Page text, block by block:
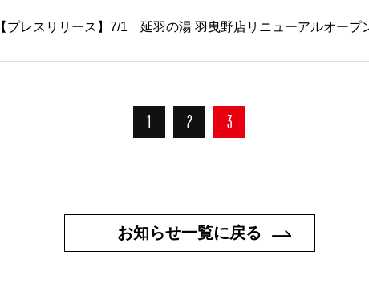
【プレスリリース】7/1 延羽の湯 羽曳野店リニューアルオープ
1 2 3
お知らせ一覧に戻る